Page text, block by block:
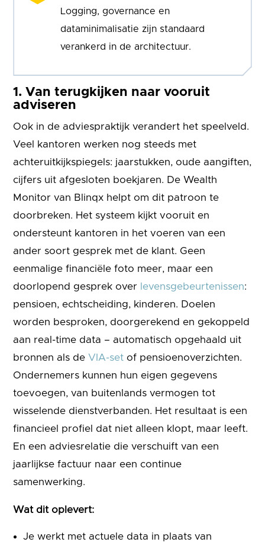
Logging, governance en
dataminimalisatie zijn standaard
verankerd in de architectuur.
1. Van terugkijken naar vooruit
adviseren
Ook in de adviespraktijk verandert het speelveld.
Veel kantoren werken nog steeds met
achteruitkijkspiegels: jaarstukken, oude aangiften,
cijfers uit afgesloten boekjaren. De Wealth
Monitor van Blinqx helpt om dit patroon te
doorbreken. Het systeem kijkt vooruit en
ondersteunt kantoren in het voeren van een
ander soort gesprek met de klant. Geen
eenmalige financiële foto meer, maar een
doorlopend gesprek over
levensgebeurtenissen:
pensioen, echtscheiding, kinderen. Doelen
worden besproken, doorgerekend en gekoppeld
aan real-time data – automatisch opgehaald uit
bronnen als deVIA-set of pensioenoverzichten.
Ondernemers kunnen hun eigen gegevens
toevoegen, van buitenlands vermogen tot
wisselende dienstverbanden. Het resultaat is een
financieel profiel dat niet alleen klopt, maar leeft.
En een adviesrelatie die verschuift van een
jaarlijkse factuur naar een continue
samenwerking.
Wat dit oplevert:
Je werkt met actuele data in plaats van